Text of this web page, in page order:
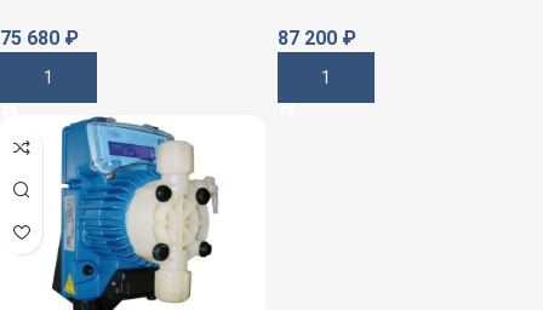
75 680 ₽
В Корзину
87 200 ₽
В Корзину